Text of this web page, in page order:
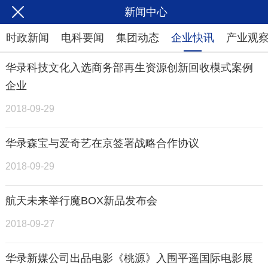
新闻中心
时政新闻 电科要闻 集团动态 企业快讯 产业观
华录科技文化入选商务部再生资源创新回收模式案例
企业
2018-09-29
华录森宝与爱奇艺在京签署战略合作协议
2018-09-29
航天未来举行魔BOX新品发布会
2018-09-27
华录新媒公司出品电影《桃源》入围平遥国际电影展